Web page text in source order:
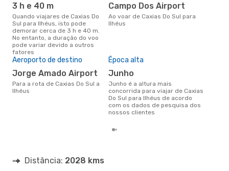
3 h e 40 m
Quando viajares de Caxias Do
Sul para Ilhéus, isto pode
demorar cerca de 3 h e 40 m.
No entanto, a duração do voo
pode variar devido a outros
fatores
Campo Dos Airport
Ao voar de Caxias Do Sul para
Ilhéus
Aeroporto de destino
Jorge Amado Airport
Para a rota de Caxias Do Sul a
Ilhéus
Época alta
junho
junho é a altura mais
concorrida para viajar de Caxias
Do Sul para Ilhéus de acordo
com os dados de pesquisa dos
nossos clientes
Distância: 2028 kms